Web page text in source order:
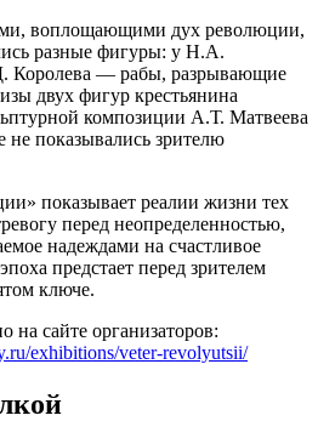
воплощающими дух революции,
разные фигуры: у Н.А.
Королева — рабы, разрывающие
двух фигур крестьянина
композиции А.Т. Матвеева
не показывались зрителю
показывает реалии жизни тех
перед неопределенностью,
надеждами на счастливое
предстает перед зрителем
ключе.
на сайте организаторов:
exhibitions/veter-revolyutsii/